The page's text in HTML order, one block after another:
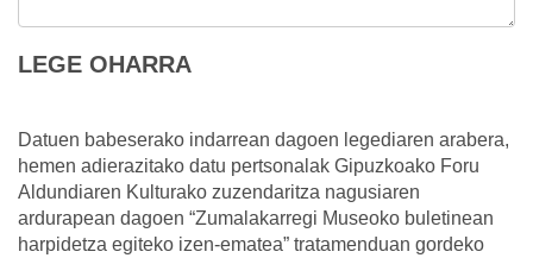
LEGE OHARRA
Datuen babeserako indarrean dagoen legediaren arabera,
hemen adierazitako datu pertsonalak Gipuzkoako Foru
Aldundiaren Kulturako zuzendaritza nagusiaren
ardurapean dagoen “Zumalakarregi Museoko buletinean
harpidetza egiteko izen-ematea” tratamenduan gordeko